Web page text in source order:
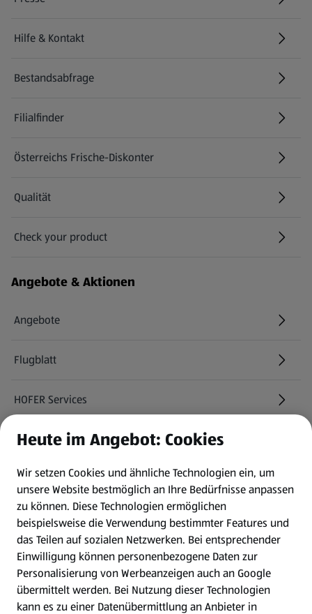
Hilfe & Kontakt
(öffnet in einem neuen Tab)
Bestandsabfrage
(öffnet in einem neuen Tab)
Filialfinder
Österreichs Frische-Diskonter
Qualität
Check your product
(öffnet in einem neuen Tab)
Angebote & Aktionen
Angebote
Flugblatt
HOFER Services
Newsletter
WhatsApp
Gewinnspiele
Mein HOFER. Meine Einkäufe.
Meine Meinung. Mein HOFER.
Heute im Angebot: Cookies
Wir setzen Cookies und ähnliche Technologien ein, um
unsere Website bestmöglich an Ihre Bedürfnisse anpassen
zu können. Diese Technologien ermöglichen
beispielsweise die Verwendung bestimmter Features und
das Teilen auf sozialen Netzwerken. Bei entsprechender
Einwilligung können personenbezogene Daten zur
Personalisierung von Werbeanzeigen auch an Google
übermittelt werden. Bei Nutzung dieser Technologien
kann es zu einer Datenübermittlung an Anbieter in